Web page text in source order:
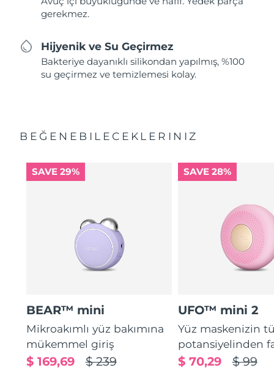
gerekmez.
Hijyenik ve Su Geçirmez
Bakteriye dayanıklı silikondan yapılmış, %100
su geçirmez ve temizlemesi kolay.
BEĞENEBILECEKLERINIZ
SAVE 29%
BEAR™ mini
Mikroakımlı yüz bakımına
mükemmel giriş
$ 239
$ 169,69
SAVE 28%
UFO™ mini 2
Yüz maskenizin
potansiyelinden
$ 99
$ 70,29